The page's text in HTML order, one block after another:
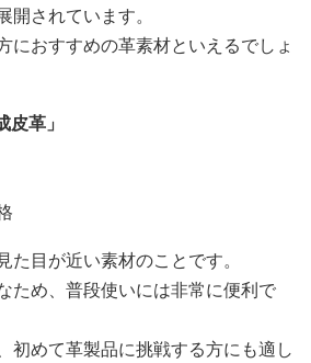
開されています。
におすすめの革素材といえるでしょ
革」
目が近い素材のことです。
ため、普段使いには非常に便利で
初めて革製品に挑戦する方にも適し